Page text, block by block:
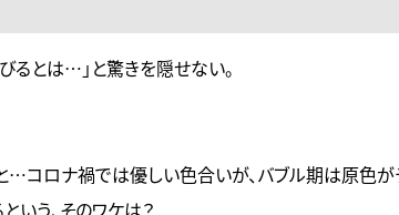
とは…」と驚きを隠せない。
コロナ禍では優しい色合いが、バブル期は原色が
いう、そのワケは？